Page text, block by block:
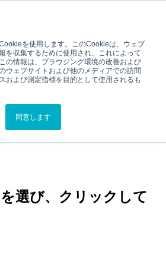
を使用します。このCookieは、ウェブ
を収集するために使用され、これによって
の情報は、ブラウジング環境の改善および
ウェブサイトおよび他のメディアでの訪問
および測定指標を目的として使用されるも
同意します
ート
ーサポート
用でお困りの際はこち
覧ください。
選び、クリックして